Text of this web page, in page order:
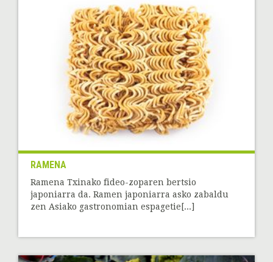
RAMENA
Ramena Txinako fideo-zoparen bertsio
japoniarra da. Ramen japoniarra asko zabaldu
zen Asiako gastronomian espagetie[...]